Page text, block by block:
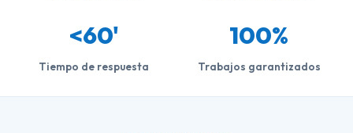
<60'
Tiempo de respuesta
100%
Trabajos garantizados